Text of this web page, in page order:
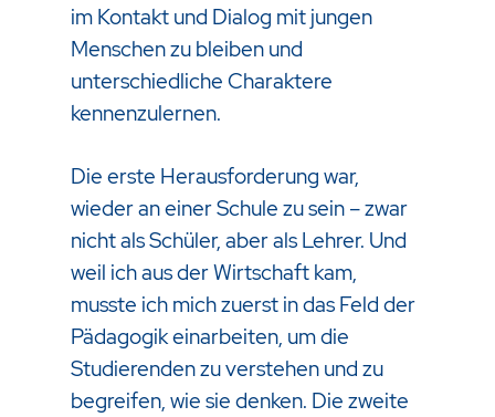
im Kontakt und Dialog mit jungen
Menschen zu bleiben und
unterschiedliche Charaktere
kennenzulernen.
Die erste Herausforderung war,
wieder an einer Schule zu sein – zwar
nicht als Schüler, aber als Lehrer. Und
weil ich aus der Wirtschaft kam,
musste ich mich zuerst in das Feld der
Pädagogik einarbeiten, um die
Studierenden zu verstehen und zu
begreifen, wie sie denken. Die zweite